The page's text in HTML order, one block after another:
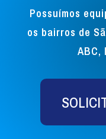
Possuímos
os bairros de